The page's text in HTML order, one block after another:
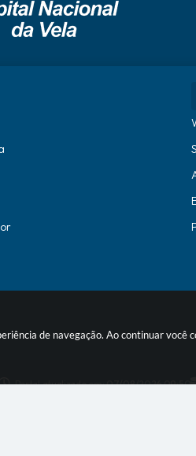
de navegação. Ao continuar você
Portal atualizado em:07/08/2026 09:50